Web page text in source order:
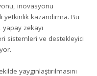
inovasyonu
kazandırma. Bu
zekayı
sistemleri ve destekleyici
yaygınlaştırılmasını